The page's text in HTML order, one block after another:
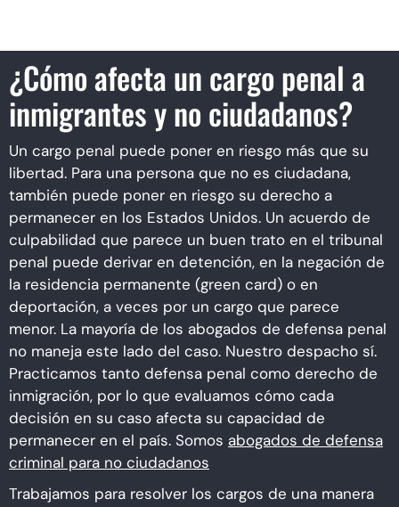
¿Cómo afecta un cargo penal a
inmigrantes y no ciudadanos?
Un cargo penal puede poner en riesgo más que su
libertad. Para una persona que no es ciudadana,
también puede poner en riesgo su derecho a
permanecer en los Estados Unidos. Un acuerdo de
culpabilidad que parece un buen trato en el tribunal
penal puede derivar en detención, en la negación de
la residencia permanente (green card) o en
deportación, a veces por un cargo que parece
menor. La mayoría de los abogados de defensa penal
no maneja este lado del caso. Nuestro despacho sí.
Practicamos tanto defensa penal como derecho de
inmigración, por lo que evaluamos cómo cada
decisión en su caso afecta su capacidad de
permanecer en el país. Somos abogados de defensa
criminal para no ciudadanos
Trabajamos para resolver los cargos de una manera